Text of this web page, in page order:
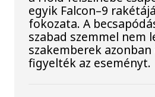
egyik Falcon–9
fokozata. A
szabad szemmel nem
szakemberek
figyelték az eseményt.